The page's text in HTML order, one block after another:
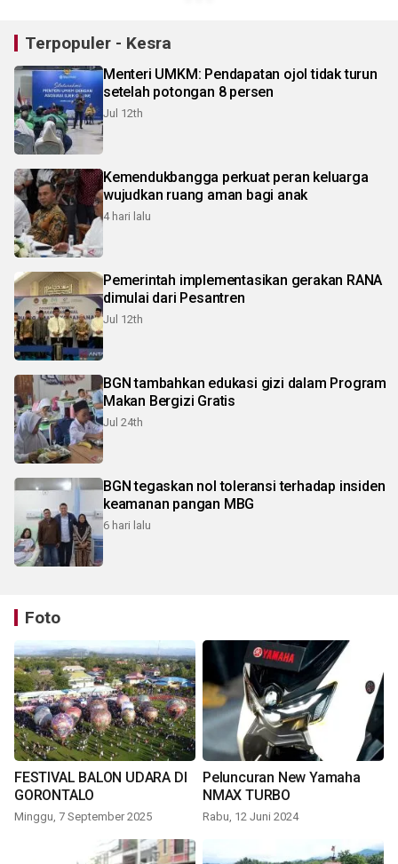
Terpopuler - Kesra
Menteri UMKM: Pendapatan ojol tidak turun
setelah potongan 8 persen
Jul 12th
Kemendukbangga perkuat peran keluarga
wujudkan ruang aman bagi anak
4 hari lalu
Pemerintah implementasikan gerakan RANA
dimulai dari Pesantren
Jul 12th
BGN tambahkan edukasi gizi dalam Program
Makan Bergizi Gratis
Jul 24th
BGN tegaskan nol toleransi terhadap insiden
keamanan pangan MBG
6 hari lalu
Foto
FESTIVAL BALON UDARA DI
GORONTALO
Minggu, 7 September 2025
Peluncuran New Yamaha
NMAX TURBO
Rabu, 12 Juni 2024